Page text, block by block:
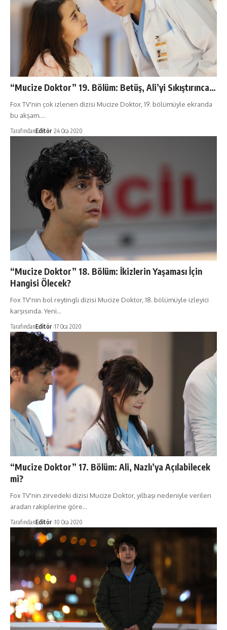
“Mucize Doktor” 19. Bölüm: Betüş, Ali’yi Sıkıştırınca…
Fox TV'nin çok izlenen dizisi Mucize Doktor, 19. bölümüyle ekranda
bu akşam.…
TarafındanEditör 24 Oca 2020
“Mucize Doktor” 18. Bölüm: İkizlerin Yaşaması İçin
Hangisi Ölecek?
Fox TV'nin bol reytingli dizisi Mucize Doktor, 18. bölümüyle izleyici
karşısında. Yeni…
TarafındanEditör 17 Oca 2020
“Mucize Doktor” 17. Bölüm: Ali, Nazlı’ya Açılabilecek
mi?
Fox TV'nin zirvedeki dizisi Mucize Doktor, yılbaşı nedeniyle verilen
aradan rakiplerine göre…
TarafındanEditör 10 Oca 2020